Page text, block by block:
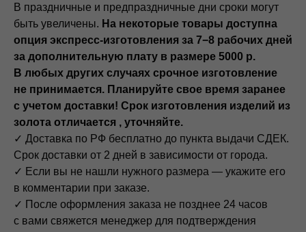
В праздничные и предпраздничные дни сроки могут
быть увеличены. На некоторые товары доступна
опция экспресс-изготовления за 7−8 рабочих дней
за дополнительную плату в размере 5000 р.
В любых других случаях срочное изготовление
не принимается. Планируйте свое время заранее
с учетом доставки! Срок изготовления изделий из
золота отличается , уточняйте.
✓ Доставка по РФ бесплатно до пункта выдачи СДЕК.
Срок доставки от 2 дней в зависимости от города.
✓ Если вы не нашли нужного размера — укажите его
в комментарии при заказе.
✓ После оформления заказа не позднее 24 часов
с вами свяжется менеджер для подтверждения